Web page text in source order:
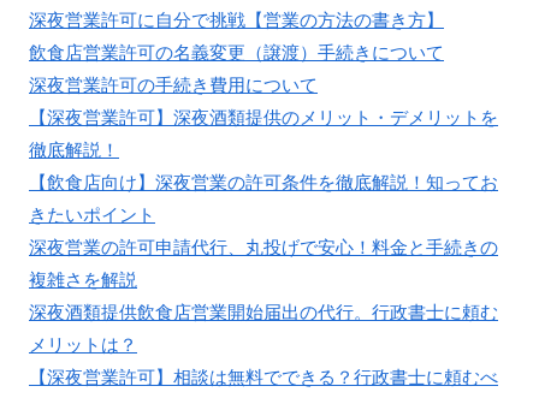
深夜営業許可に自分で挑戦【営業の方法の書き方】
飲食店営業許可の名義変更（譲渡）手続きについて
深夜営業許可の手続き費用について
【深夜営業許可】深夜酒類提供のメリット・デメリットを
徹底解説！
【飲食店向け】深夜営業の許可条件を徹底解説！知ってお
きたいポイント
深夜営業の許可申請代行、丸投げで安心！料金と手続きの
複雑さを解説
深夜酒類提供飲食店営業開始届出の代行。行政書士に頼む
メリットは？
【深夜営業許可】相談は無料でできる？行政書士に頼むべ